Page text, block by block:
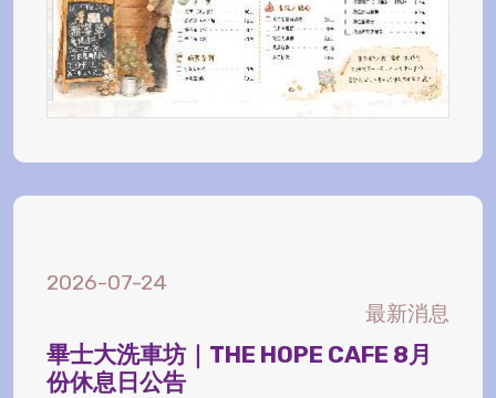
2026-07-24
最新消息
畢士大洗車坊｜THE HOPE CAFE 8月
份休息日公告